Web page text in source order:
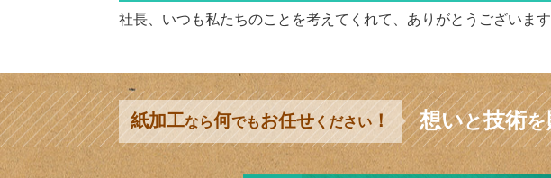
社長、いつも私たちのことを考えてくれて、ありがとうございます
紙加工なら何でもお任せ ください ！ 想いと技術を